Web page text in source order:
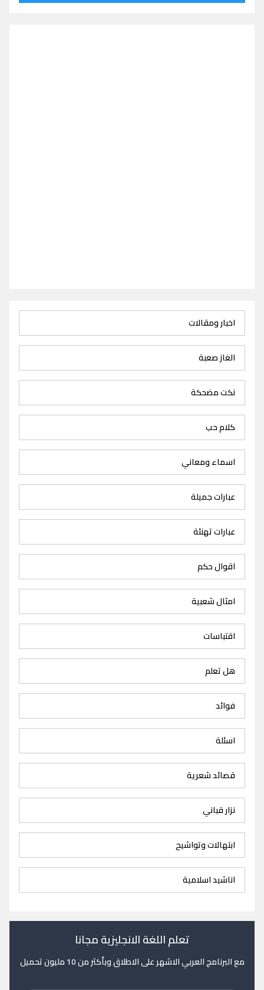
اخبار ومقالات
الغاز صعبة
نكت مضحكة
كلام حب
اسماء ومعاني
عبارات جميلة
عبارات تهنئة
اقوال حكم
امثال شعبية
اقتباسات
هل تعلم
فوائد
اسئلة
قصائد شعرية
نزار قباني
ابتهالات وتواشيح
اناشيد اسلامية
تعلم اللغة الانجليزية مجانا
مع البرنامج العربي الاشهر على الاطلاق وبأكثر من 10 مليون تحميل